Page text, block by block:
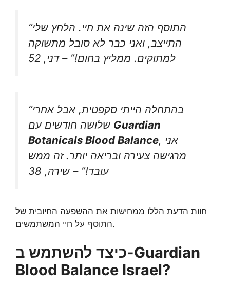
“התוסף הזה שינה את חיי. הלחץ שלי
התייצב, ואני כבר לא סובל מתשוקה
למתוקים. ממליץ בחום!” – דני, 52
“בהתחלה הייתי סקפטית, אבל אחרי
Guardian
Botanicals Blood Balance, אני
מרגישה צעירה ובריאה יותר. זה ממש
עובד!” – שירה, 38
חוות הדעת הללו ממחישות את ההשפעה החיובית של
התוסף על חיי המשתמשים.
כיצד להשתמש ב-Guardian
Blood Balance Israel?